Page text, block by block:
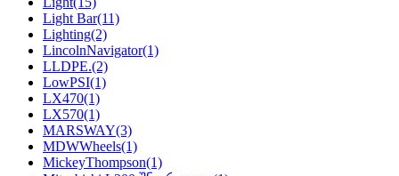
Light Bar(11)
Lighting(2)
LincolnNavigator(1)
LLDPE.(2)
LowPSI(1)
LX470(1)
LX570(1)
MARSWAY(3)
MDWWheels(1)
MickeyThompson(1)